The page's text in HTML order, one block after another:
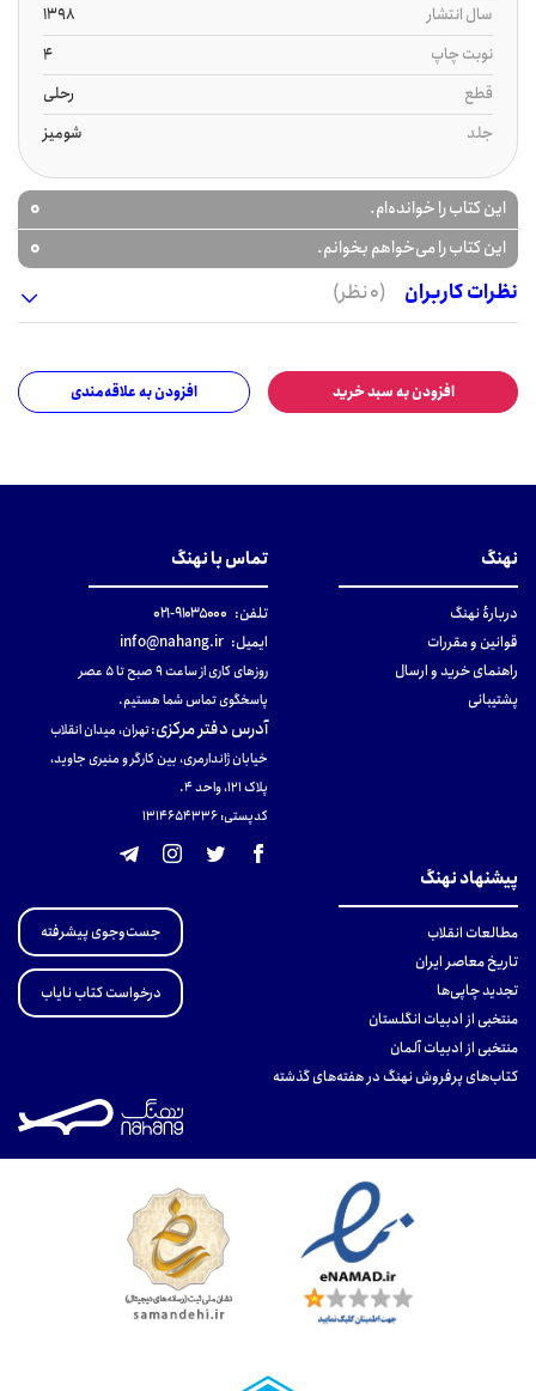
سال انتشار
1398
نوبت چاپ
4
قطع
رحلی
جلد
شومیز
این کتاب را خوانده‌ام. 0
این کتاب را می‌خواهم بخوانم.
0
نظرات کاربران
(0 نظر)
افزودن به سبد خرید افزودن به علاقه‌مندی
نهنگ
دربارهٔ نهنگ
قوانین و مقررات
راهنمای خرید و ارسال
پشتیبانی
تماس با نهنگ
تلفن: ۹۱۰۳۵۰۰۰-۰۲۱
ایمیل: info@nahang.ir
روزهای کاری از ساعت ۹ صبح تا ۵ عصر
پاسخگوی تماس شما هستیم.
آدرس دفتر مرکزی:تهران، میدان انقلاب
خیابان ژاندارمری، بین کارگر و منیری جاوید،
پلاک 121، واحد ۴.
کدپستی: 131465433۶
پیشنهاد نهنگ
مطالعات انقلاب
تاریخ معاصر ایران
تجدید چاپی‌ها
منتخبی از ادبیات انگلستان
منتخبی از ادبیات آلمان
کتاب‌های پرفروش نهنگ در هفته‌های گذشته
جست‌وجوی پیشرفته
درخواست کتاب نایاب